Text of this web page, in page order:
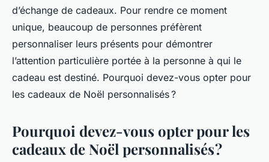
d’échange de cadeaux. Pour rendre ce moment
unique, beaucoup de personnes préfèrent
personnaliser leurs présents pour démontrer
l’attention particulière portée à la personne à qui le
cadeau est destiné. Pourquoi devez-vous opter pour
les cadeaux de Noël personnalisés ?
Pourquoi devez-vous opter pour les
cadeaux de Noël personnalisés ?